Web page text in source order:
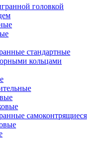
головкой
стандартные
кольцами
самоконтрящиеся